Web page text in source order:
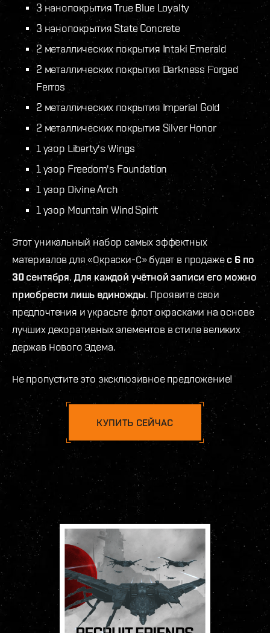
3 нанопокрытияTrue Blue Loyalty
3 нанопокрытия State Concrete
2 металлических покрытия Intaki Emerald
2 металлических покрытия Darkness Forged
Ferros
2 металлических покрытия Imperial Gold
2 металлических покрытия Silver Honor
1 узор Liberty's Wings
1 узор Freedom's Foundation
1 узор Divine Arch
1 узор Mountain Wind Spirit
Этот уникальный набор самых эффектных
материалов для «Окраски-С» будет в продажес 6 по
30 сентября. Для каждой учётной записи его можно
приобрести лишь единожды. Проявите свои
предпочтения и украсьте флот окрасками на основе
лучших декоративных элементов в стиле великих
держав Нового Эдема.
Не пропустите это эксклюзивное предложение!
КУПИТЬ СЕЙЧАС